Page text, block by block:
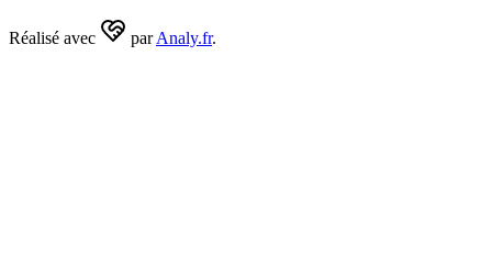
Réalisé avec par Analy.fr.